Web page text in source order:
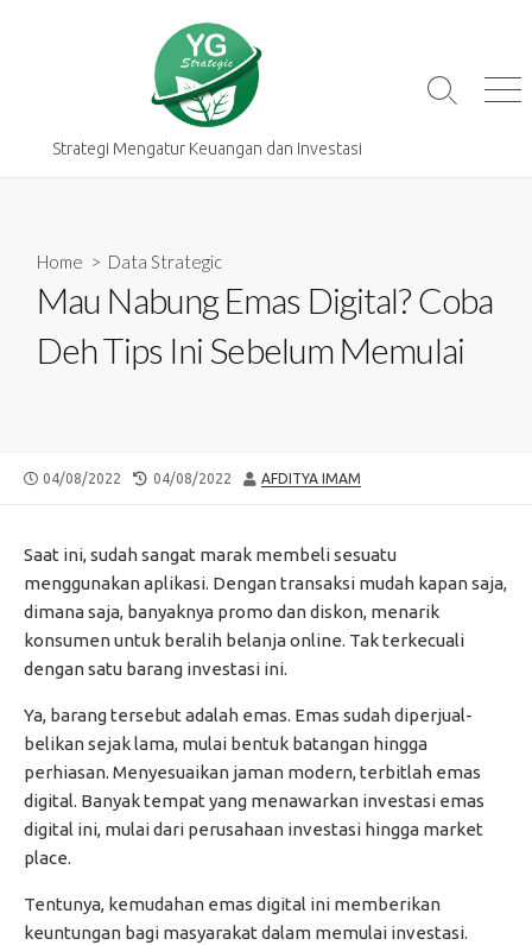
Strategi Mengatur Keuangan dan Investasi
Search
Home > Data Strategic
Mau Nabung Emas Digital? Coba
Deh Tips Ini Sebelum Memulai
PUBLISHED
04/08/2022
LAST
04/08/2022 AUTHOR
AFDITYA IMAM
Saat ini, sudah sangat marak membeli sesuatu
menggunakan aplikasi. Dengan transaksi mudah kapan saja,
dimana saja, banyaknya promo dan diskon, menarik
konsumen untuk beralih belanja online. Tak terkecuali
dengan satu barang investasi ini.
Ya, barang tersebut adalah emas. Emas sudah diperjual-
belikan sejak lama, mulai bentuk batangan hingga
perhiasan. Menyesuaikan jaman modern, terbitlah emas
digital. Banyak tempat yang menawarkan investasi emas
digital ini, mulai dari perusahaan investasi hingga market
place.
Tentunya, kemudahan emas digital ini memberikan
keuntungan bagi masyarakat dalam memulai investasi.